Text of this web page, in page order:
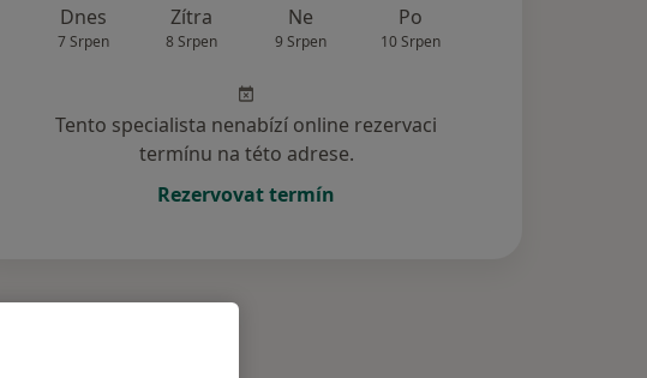
Dnes
7 Srpen
Zítra
8 Srpen
Ne
9 Srpen
Po
10 Srpen
Tento specialista nenabízí online rezervaci
termínu na této adrese.
Rezervovat termín